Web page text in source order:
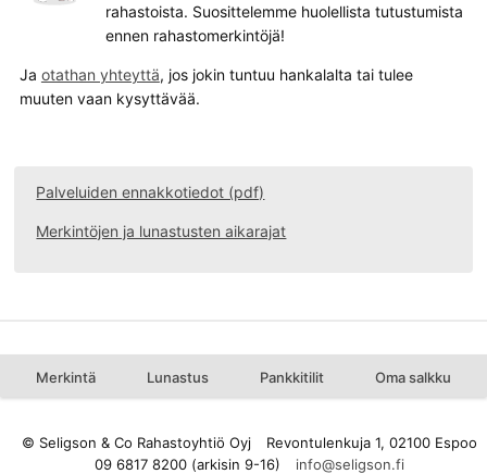
rahastoista. Suosittelemme huolellista tutustumista
ennen rahastomerkintöjä!
Ja otathan yhteyttä, jos jokin tuntuu hankalalta tai tulee
muuten vaan kysyttävää.
Palveluiden ennakkotiedot (pdf)
Merkintöjen ja lunastusten aikarajat
Merkintä Lunastus Pankkitilit Oma salkku
© Seligson & Co Rahastoyhtiö Oyj
Revontulenkuja 1, 02100 Espoo
09 6817 8200 (arkisin 9-16)